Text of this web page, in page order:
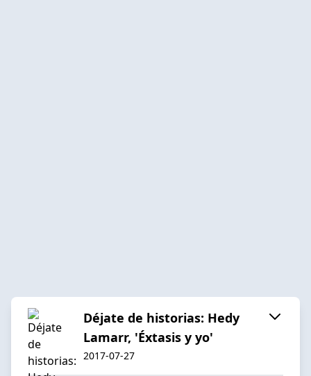
Déjate de historias: Hedy
Lamarr, 'Éxtasis y yo'
2017-07-27